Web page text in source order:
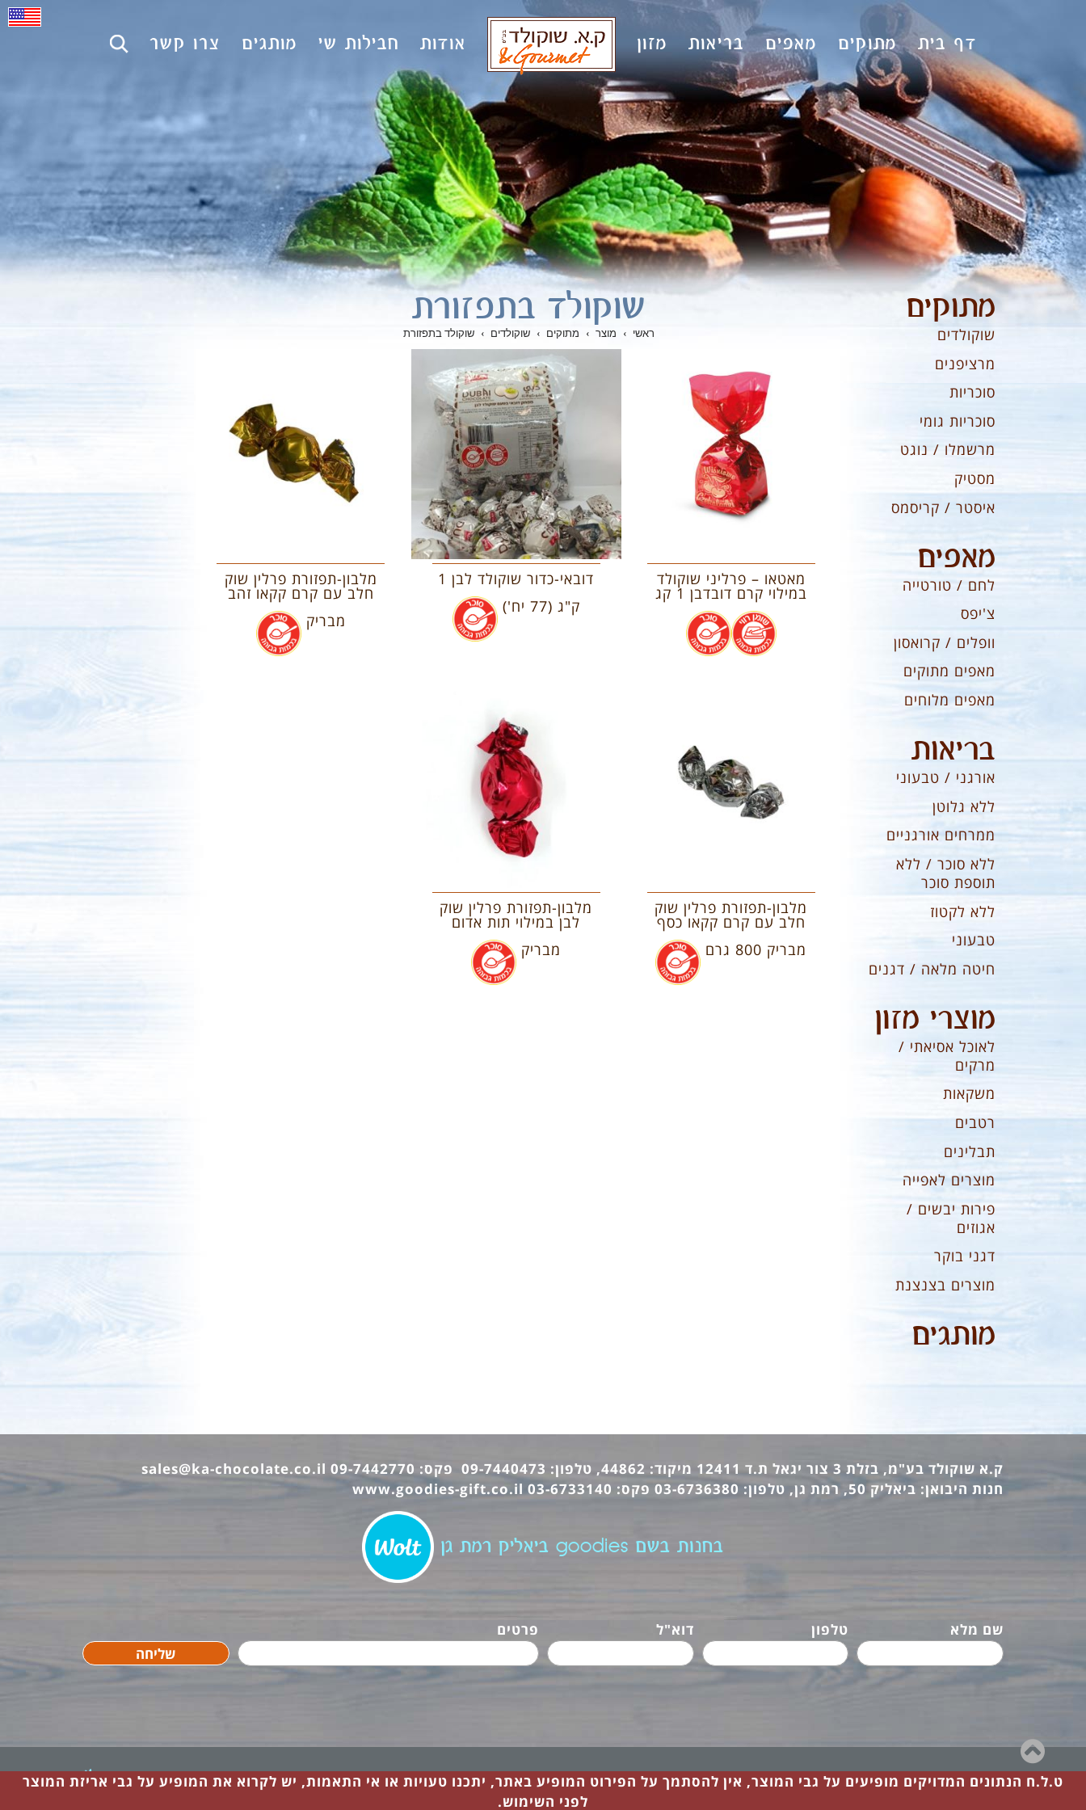
דף בית מתוקים מאפים בריאות מזון אודות חבילות שי מותגים צרו קשר
שוקולד בתפזורת
ראשי › מוצר › מתוקים › שוקולדים › שוקולד בתפזורת
מאטאו – פרליני שוקולד
במילוי קרם דובדבן 1 קג
.
.
דובאי-כדור שוקולד לבן 1
ק"ג (77 יח')
.
מלבון-תפזורת פרלין שוק
חלב עם קרם קקאו זהב
מבריק
.
מלבון-תפזורת פרלין שוק
חלב עם קרם קקאו כסף
מבריק 800 גרם
.
מלבון-תפזורת פרלין שוק
לבן במילוי תות אדום
מבריק
.
מתוקים
שוקולדים
מרציפנים
סוכריות
סוכריות גומי
מרשמלו / נוגט
מסטיק
איסטר / קריסמס
מאפים
לחם / טורטייה
צ'יפס
וופלים / קרואסון
מאפים מתוקים
מאפים מלוחים
בריאות
אורגני / טבעוני
ללא גלוטן
ממרחים אורגניים
ללא סוכר / ללא
תוספת סוכר
ללא לקטוז
טבעוני
חיטה מלאה / דגנים
מוצרי מזון
לאוכל אסיאתי /
מרקים
משקאות
רטבים
תבלינים
מוצרים לאפייה
פירות יבשים /
אגוזים
דגני בוקר
מוצרים בצנצנת
מותגים
ק.א שוקולד בע"מ, בזלת 3 צור יגאל ת.ד 12411 מיקוד: 44862, טלפון: 09-7440473 פקס: 09-7442770
sales@ka-chocolate.co.il
חנות היבואן: ביאליק 50, רמת גן, טלפון: 03-6736380 פקס: 03-6733140
www.goodies-gift.co.il
בחנות בשם goodies ביאליק רמת גן
שם מלא טלפון דוא"ל
פרטים
שליחה
ט.ל.ח הנתונים המדויקים מופיעים על גבי המוצר, אין להסתמך על הפירוט המופיע באתר, יתכנו טעויות או אי התאמות, יש לקרוא את המופיע על גבי אריזת המוצר
לפני השימוש.
עיצוב אתרים ובנייה - לוצ'
גלילה
לראש